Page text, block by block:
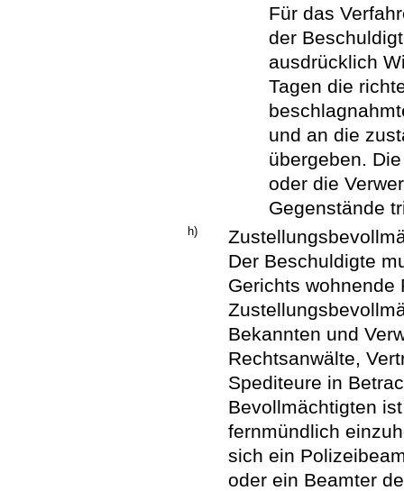
Für das
der
ausdrücklich
Tagen die
und an die
übergeben.
oder die
Gegenstände
h)
Der Beschuldigte
Gerichts wohnende
Bekannten und
Rechtsanwälte,
Spediteure in
Bevollmächtigten
fernmündlich
sich ein
oder ein Beamter